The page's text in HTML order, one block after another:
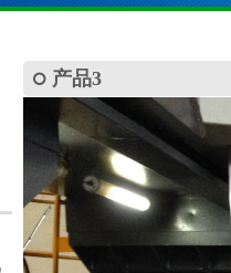
产品3